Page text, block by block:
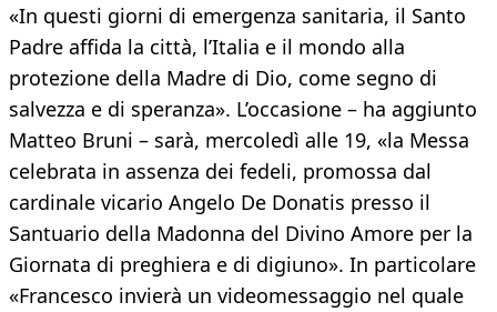
«In questi giorni di emergenza sanitaria, il Santo
Padre affida la città, l’Italia e il mondo alla
protezione della Madre di Dio, come segno di
salvezza e di speranza». L’occasione – ha aggiunto
Matteo Bruni – sarà, mercoledì alle 19, «la Messa
celebrata in assenza dei fedeli, promossa dal
cardinale vicario Angelo De Donatis presso il
Santuario della Madonna del Divino Amore per la
Giornata di preghiera e di digiuno». In particolare
«Francesco invierà un videomessaggio nel quale